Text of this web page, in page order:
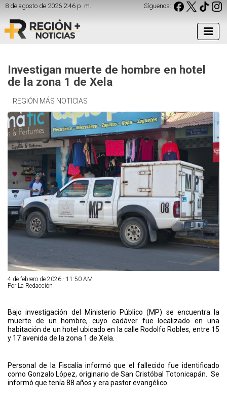
8 de agosto de 2026 2:46 p. m. Síguenos:
Investigan muerte de hombre en hotel
de la zona 1 de Xela
REGIÓN MÁS NOTICIAS
4 de febrero de 2026 - 11:50 AM
Por La Redacción
Bajo investigación del Ministerio Público (MP) se encuentra la
muerte de un hombre, cuyo cadáver fue localizado en una
habitación de un hotel ubicado en la calle Rodolfo Robles, entre 15
y 17 avenida de la zona 1 de Xela.
Personal de la Fiscalía informó que el fallecido fue identificado
como Gonzalo López, originario de San Cristóbal Totonicapán. Se
informó que tenía 88 años y era pastor evangélico.